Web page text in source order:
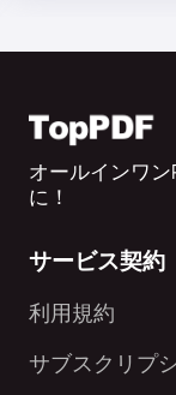
オールインワ
に！
サービス契約
利用規約
サブスクリプ